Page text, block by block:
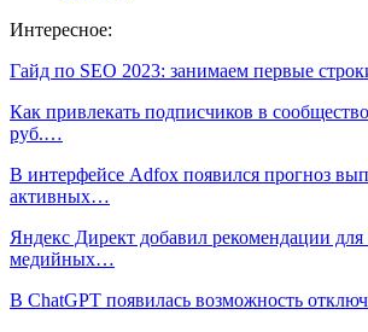
Интересное:
Гайд по SEO 2023: занимаем первые
Как привлекать подписчиков в
руб.…
В интерфейсе Adfox появился прогноз
активных…
Яндекс Директ добавил рекомендации
медийных…
В ChatGPT появилась возможность